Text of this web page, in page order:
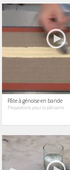
Pâte à génoise en bande
Préparations pour la pâtisserie